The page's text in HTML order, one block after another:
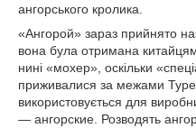
ангорського кролика.
«Ангорой» зараз прийнято
вона була отримана
нині «мохер», оскільки
приживалися за межами
використовується для
— ангорские. Розводять